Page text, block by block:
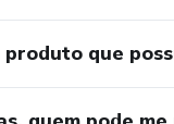
produto que